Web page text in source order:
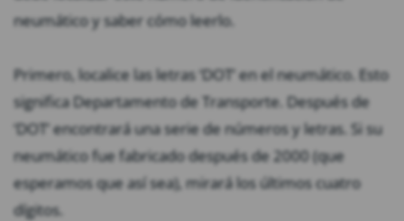
neumático y saber cómo leerlo.
Primero, localice las letras ‘DOT’ en el neumático. Esto
significa Departamento de Transporte. Después de
‘DOT’ encontrará una serie de números y letras. Si su
neumático fue fabricado después de 2000 (que
esperamos que así sea), mirará los últimos cuatro
dígitos.